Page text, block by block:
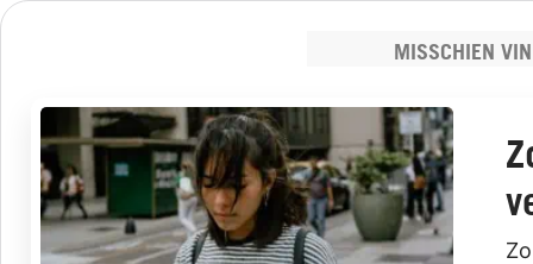
MISSCHIEN